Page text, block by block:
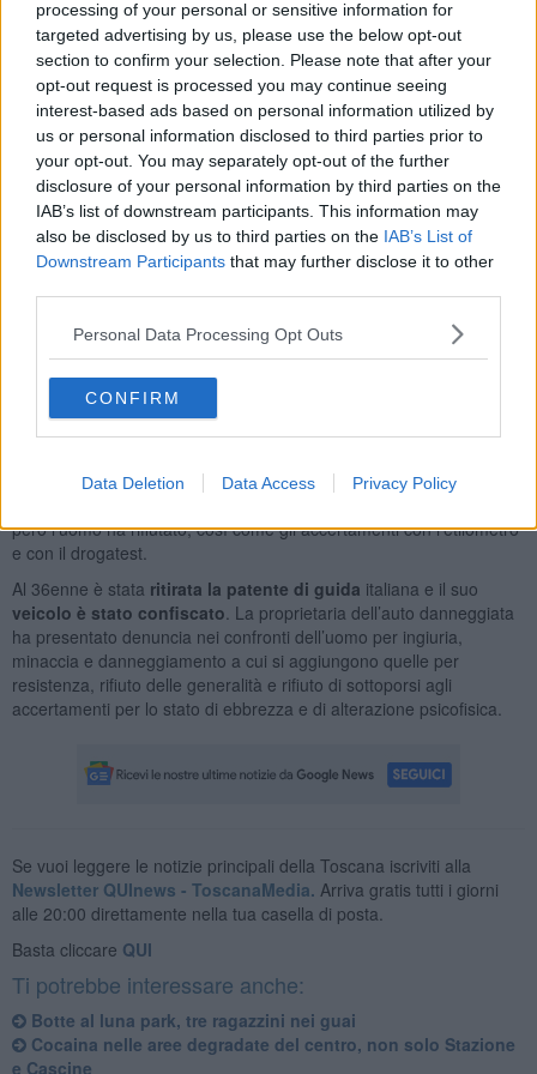
processing of your personal or sensitive information for
targeted advertising by us, please use the below opt-out
section to confirm your selection. Please note that after your
opt-out request is processed you may continue seeing
interest-based ads based on personal information utilized by
us or personal information disclosed to third parties prior to
your opt-out. You may separately opt-out of the further
disclosure of your personal information by third parties on the
IAB’s list of downstream participants. This information may
also be disclosed by us to third parties on the IAB’s List of
Downstream Participants that may further disclose it to other
Personal Data Processing Opt Outs
CONFIRM
Data Deletion Data Access Privacy Policy
due auto poco lontano, all’altezza divia XX Settembre-Ponte
degli Alpinima che poi uno dei coinvolti aveva tentato di darsi alla
fuga. Si trattava appunto del 36enne straniero che all’arrivo della
pattuglia sarebbe apparso in evidente stato di alterazione
psicofisica.
L’uomo, dopo aver ripetutamente offeso e minacciato le altre
persone coinvolte insistendo in particolare nei confronti di due
donne, avrebbe colpito con la testa il vetro dello sportello posteriore
. Alla richiesta degli agenti si è rifiutato di declinare le proprie
generalità e comunque di fornire qualsivoglia tipo di documento,
continuando a gridare, agitarsi e a battere la testa sull'asfalto tanto
che dalle finestre si sono affacciate numerose persone, alcune
delle quali sono scese in strada.
Porta a Prato per l’identificazione. Gli agenti hanno chiesto anche
però l’uomo ha rifiutato, così come gli accertamenti con l'etilometro
e con il drogatest.
Al 36enne è stata ritirata la patente di guida italiana e il suo
veicolo è stato confiscato . La proprietaria dell’auto danneggiata
ha presentato denuncia nei confronti dell’uomo per ingiuria,
minaccia e danneggiamento a cui si aggiungono quelle per
resistenza, rifiuto delle generalità e rifiuto di sottoporsi agli
accertamenti per lo stato di ebbrezza e di alterazione psicofisica.
Se vuoi leggere le notizie principali della Toscana iscriviti alla
Newsletter QUInews - ToscanaMedia. Arriva gratis tutti i giorni
alle 20:00 direttamente nella tua casella di posta.
Basta cliccare QUI
Ti potrebbe interessare anche:
Botte al luna park, tre ragazzini nei guai
Cocaina nelle aree degradate del centro, non solo Stazione
e Cascine